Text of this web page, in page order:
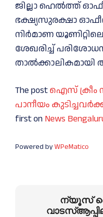
ജില്ലാ ഹെൽത്ത്
ഭക്ഷ്യസുരക്ഷാ
നിർമാണ
ശേഖരിച്ച്
താൽക്കാലികമായി
The postഐസ് ക്രീം
പാനീയം
first on News
Powered byWPeMatico
ന്യൂസ്